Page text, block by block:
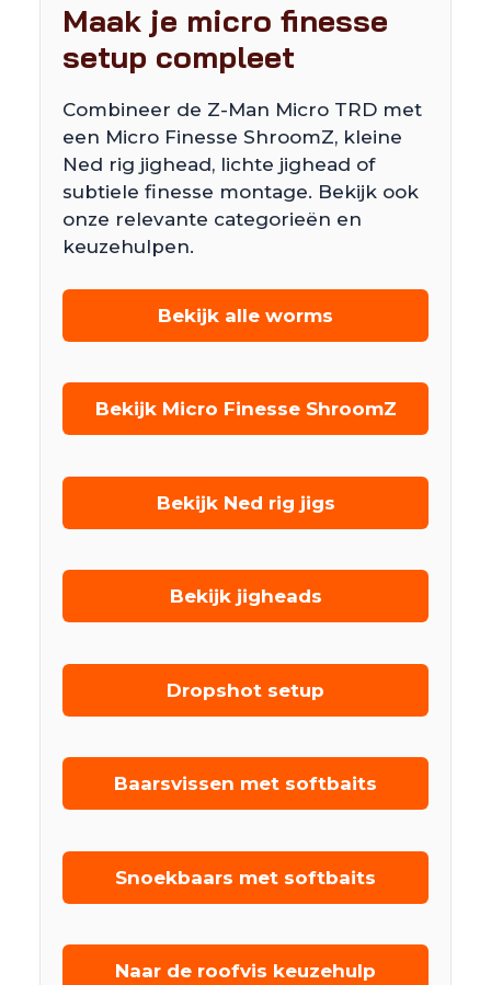
Maak je micro finesse
setup compleet
Combineer de Z-Man Micro TRD met
een Micro Finesse ShroomZ, kleine
Ned rig jighead, lichte jighead of
subtiele finesse montage. Bekijk ook
onze relevante categorieën en
keuzehulpen.
Bekijk alle worms
Bekijk Micro Finesse ShroomZ
Bekijk Ned rig jigs
Bekijk jigheads
Dropshot setup
Baarsvissen met softbaits
Snoekbaars met softbaits
Naar de roofvis keuzehulp